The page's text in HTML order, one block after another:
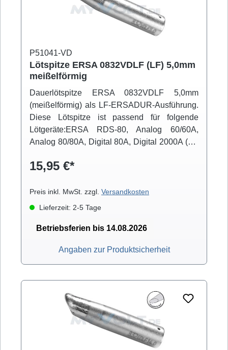
P51041-VD
Lötspitze ERSA 0832VDLF (LF) 5,0mm
meißelförmig
Dauerlötspitze ERSA 0832VDLF 5,0mm
(meißelförmig) als LF-ERSADUR-Ausführung.
Diese Lötspitze ist passend für folgende
Lötgeräte:ERSA RDS-80, Analog 60/60A,
Analog 80/80A, Digital 80A, Digital 2000A (mit
(mit Powertool), MS 6000, MS 8000/D, Multi-
Ergotool)
15,95 €*
Preis inkl. MwSt. zzgl. Versandkosten
Lieferzeit: 2-5 Tage
Betriebsferien bis 14.08.2026
Angaben zur Produktsicherheit